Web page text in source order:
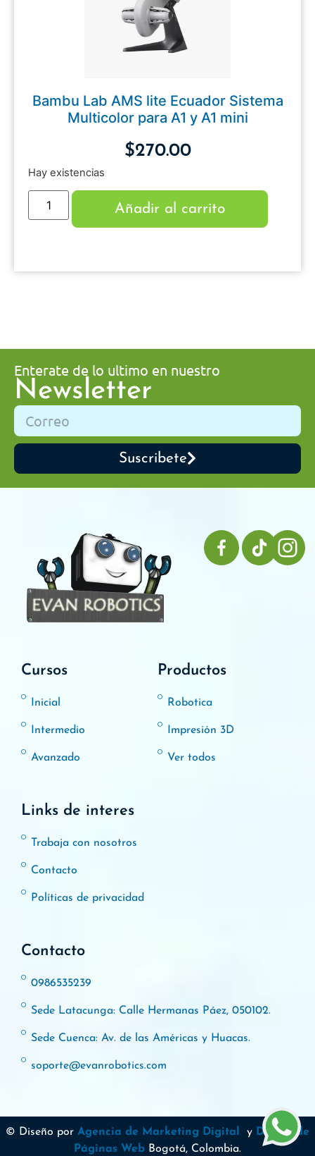
Bambu Lab AMS lite Ecuador Sistema
Multicolor para A1 y A1 mini
$270.00
Hay existencias
Añadir al carrito
Enterate de lo ultimo en nuestro
Newsletter
Suscribete
Cursos
Inicial
Intermedio
Avanzado
Productos
Robotica
Impresión 3D
Ver todos
Links de interes
Trabaja con nosotros
Contacto
Políticas de privacidad
Contacto
0986535239
Sede Latacunga: Calle Hermanas Páez, 050102.
Sede Cuenca: Av. de las Américas y Huacas.
soporte@evanrobotics.com
© Diseño por Agencia de Marketing Digital y Diseño de
Páginas Web Bogotá, Colombia.